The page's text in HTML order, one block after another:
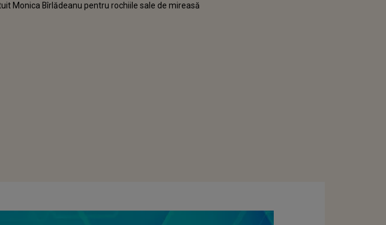
Monica Bîrlădeanu pentru rochiile sale de mireasă